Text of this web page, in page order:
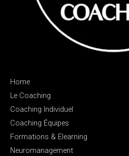
Home
Le Coaching
Coaching Individuel
Coaching Équipes
Formations & Elearning
Neuromanagement